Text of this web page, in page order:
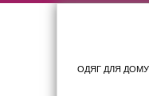
ОДЯГ ДЛЯ ДОМУ